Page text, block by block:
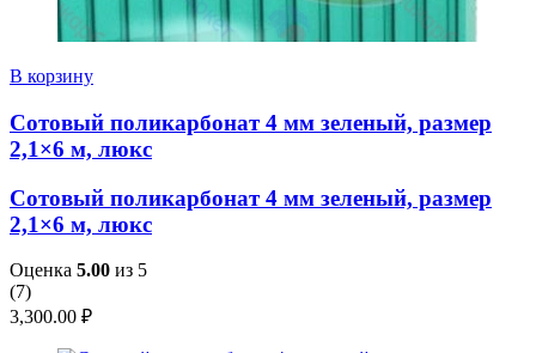
В корзину
Сотовый поликарбонат 4 мм зеленый, размер
2,1×6 м, люкс
Сотовый поликарбонат 4 мм зеленый, размер
2,1×6 м, люкс
Оценка 5.00 из 5
(7)
3,300.00 ₽